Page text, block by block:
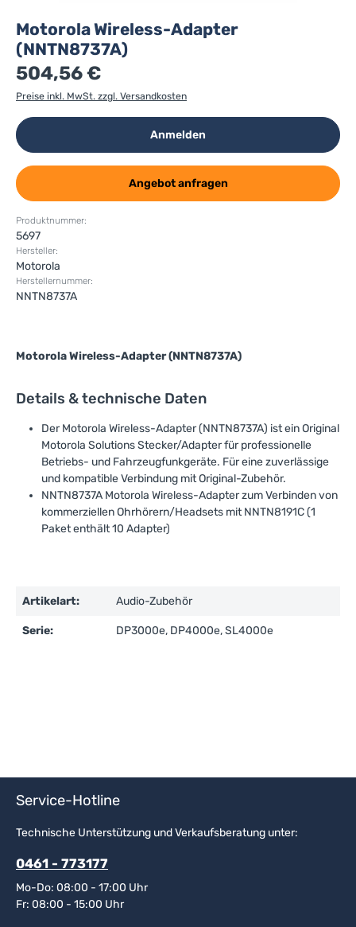
Motorola Wireless-Adapter
(NNTN8737A)
504,56 €
Preise inkl. MwSt. zzgl. Versandkosten
Anmelden
Angebot anfragen
Produktnummer:
5697
Hersteller:
Motorola
Herstellernummer:
NNTN8737A
Motorola Wireless-Adapter (NNTN8737A)
Details & technische Daten
Der Motorola Wireless-Adapter (NNTN8737A) ist ein Original
Motorola Solutions Stecker/Adapter für professionelle
Betriebs- und Fahrzeugfunkgeräte. Für eine zuverlässige
und kompatible Verbindung mit Original-Zubehör.
NNTN8737A Motorola Wireless-Adapter zum Verbinden von
kommerziellen Ohrhörern/Headsets mit NNTN8191C (1
Paket enthält 10 Adapter)
Artikelart: Audio-Zubehör
Serie: DP3000e, DP4000e, SL4000e
Service-Hotline
Technische Unterstützung und Verkaufsberatung unter:
0461 - 773177
Mo-Do: 08:00 - 17:00 Uhr
Fr: 08:00 - 15:00 Uhr